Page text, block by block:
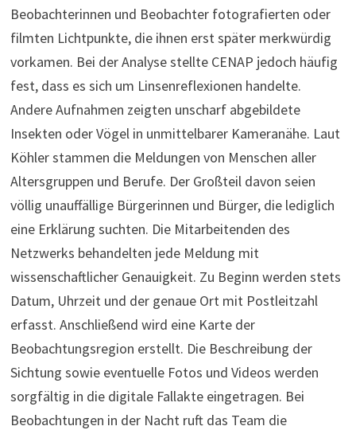
Beobachterinnen und Beobachter fotografierten oder
filmten Lichtpunkte, die ihnen erst später merkwürdig
vorkamen. Bei der Analyse stellte CENAP jedoch häufig
fest, dass es sich um Linsenreflexionen handelte.
Andere Aufnahmen zeigten unscharf abgebildete
Insekten oder Vögel in unmittelbarer Kameranähe. Laut
Köhler stammen die Meldungen von Menschen aller
Altersgruppen und Berufe. Der Großteil davon seien
völlig unauffällige Bürgerinnen und Bürger, die lediglich
eine Erklärung suchten. Die Mitarbeitenden des
Netzwerks behandelten jede Meldung mit
wissenschaftlicher Genauigkeit. Zu Beginn werden stets
Datum, Uhrzeit und der genaue Ort mit Postleitzahl
erfasst. Anschließend wird eine Karte der
Beobachtungsregion erstellt. Die Beschreibung der
Sichtung sowie eventuelle Fotos und Videos werden
sorgfältig in die digitale Fallakte eingetragen. Bei
Beobachtungen in der Nacht ruft das Team die